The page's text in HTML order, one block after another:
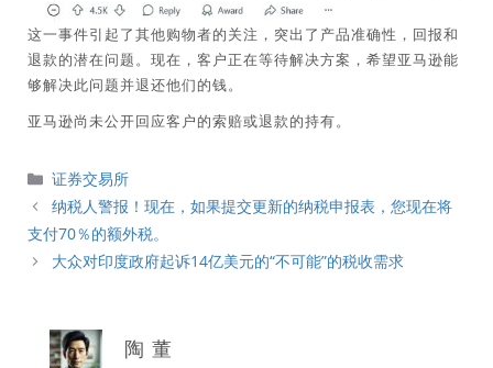
这一事件引起了其他购物者的关注，突出了产品准确性，回报和
退款的潜在问题。现在，客户正在等待解决方案，希望亚马逊能
够解决此问题并退还他们的钱。
亚马逊尚未公开回应客户的索赔或退款的持有。
分
類
证券交易所
纳税人警报！现在，如果提交更新的纳税申报表，您现在将
支付70％的额外税。
大众对印度政府起诉14亿美元的“不可能”的税收需求
陶 董